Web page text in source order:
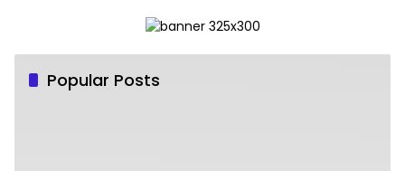
Nasional dan Kesejahteraan Sosial
Emas 2045”
Popular Posts